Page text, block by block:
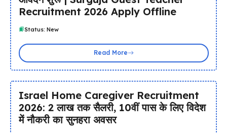
Recruitment 2026 Apply Offline
Status: New
Read More
Israel Home Caregiver Recruitment
2026: ₹2 लाख तक सैलरी, 10वीं पास के लिए विदेश
में नौकरी का सुनहरा अवसर